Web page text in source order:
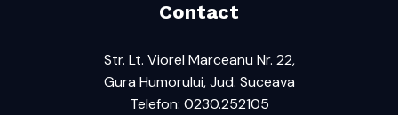
Contact
Str. Lt. Viorel Marceanu Nr. 22,
Gura Humorului, Jud. Suceava
Telefon: 0230.252105